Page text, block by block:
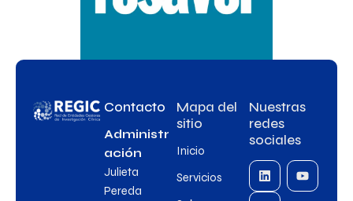
Contacto
Administr
ación
Julieta
Pereda
Mapa del
sitio
Inicio
Servicios
Nuestras
redes
sociales